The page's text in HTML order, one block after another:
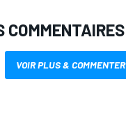
COMMENTAIRES
VOIR PLUS & COMMENTER